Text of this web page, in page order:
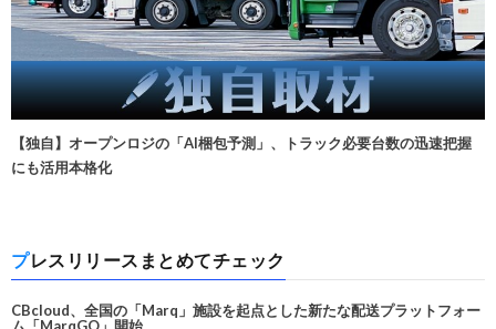
【独自】オープンロジの「AI梱包予測」、トラック必要台数の迅速把握
にも活用本格化
プレスリリースまとめてチェック
CBcloud、全国の「Marq」施設を起点とした新たな配送プラットフォー
ム「MarqGO」開始